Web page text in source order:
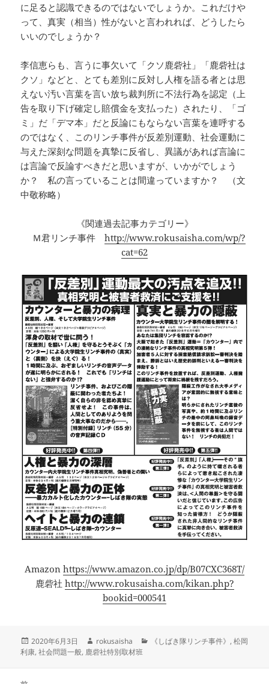
に足ると認識できるのではないでしょうか。これだけや
って、真実（相当）性がないと言われれば、どうしたら
いいのでしょうか？
李信恵らも、言うに事欠いて「クソ鹿砦社」「鹿砦社は
クソ」などと、とても差別に反対し人権を語る者とは思
えない汚い言葉を言い放ち裁判所に不法行為を認定（上
告を取り下げ確定し賠償金を支払った）されたり、「ゴ
ミ」だ「デマ本」だと反論にもならない言葉を連呼する
のではなく、このリンチ事件が反差別運動、社会運動に
与えた深刻な問題を真摯に反省し、異議があれば言論に
は言論で反論すべきだと思いますが、いかがでしょう
か？ 私の言っていることは間違っていますか？ （文
中敬称略）
《関連過去記事カテゴリー》
Ｍ君リンチ事件 http://www.rokusaisha.com/wp/?
cat=62
Amazon https://www.amazon.co.jp/dp/B07CXC368T/
鹿砦社 http://www.rokusaisha.com/kikan.php?
bookid=000541
投
稿
2020年6月3日
作
成
rokusaisha
カ《しばき隊リンチ事件》 ,松岡
利康,社会問題一般, 鹿砦社特別取材班